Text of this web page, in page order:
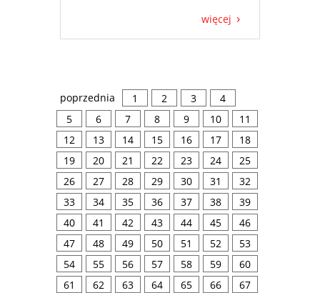
więcej
poprzednia 1 2 3
4
5
6 7 8 9 10
11
12
13 14 15 16 17
18
19
20 21 22 23 24
25
26
27 28 29 30 31
32
33
34 35 36 37 38
39
40
41 42 43 44 45
46
47
48 49 50 51 52
53
54
55 56 57 58 59
60
61
62 63 64 65 66
67